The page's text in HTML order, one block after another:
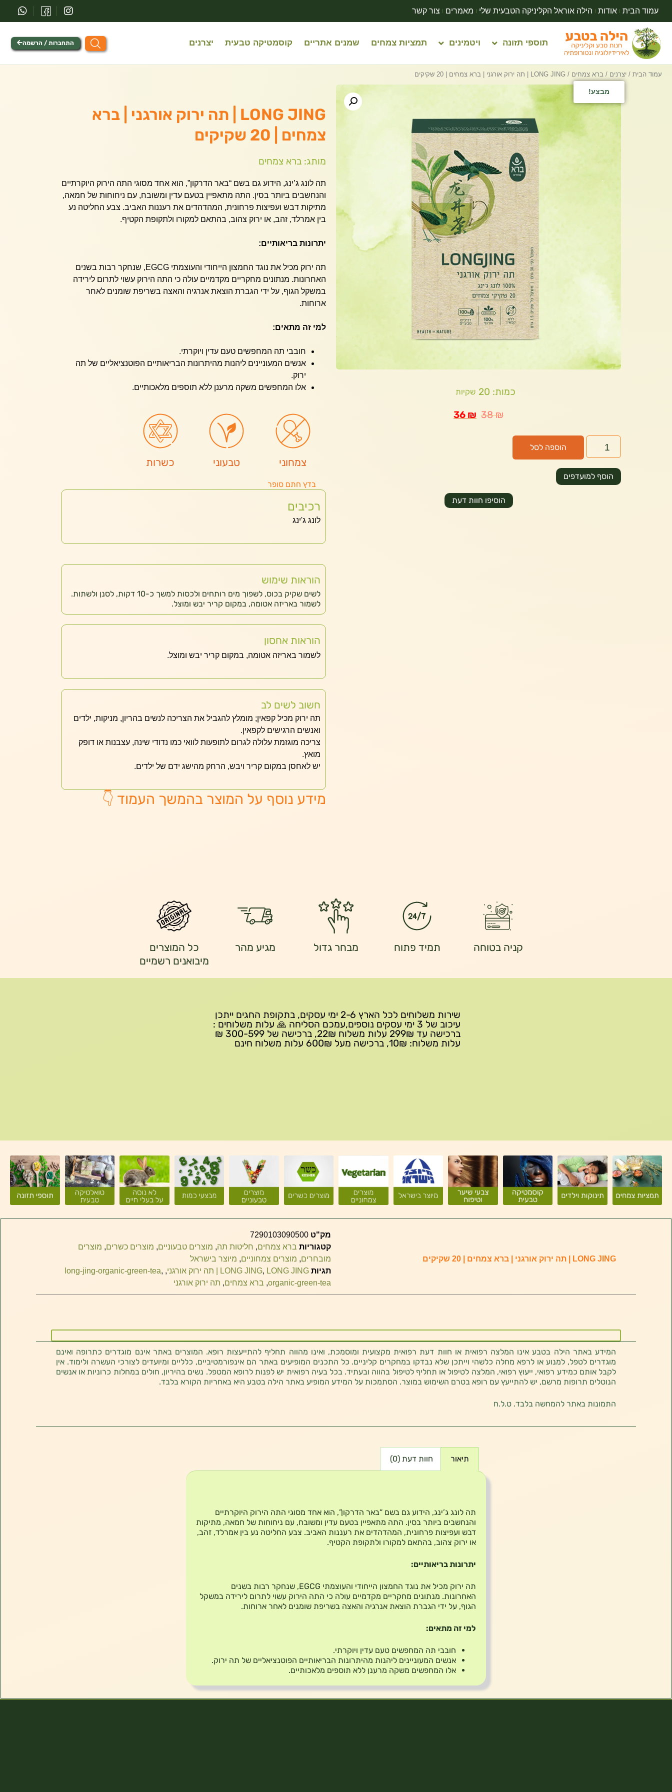
עמוד הבית אודות הילה אוראל הקליניקה הטבעית שלי מאמרים צור קשר
תוספי תזונה ויטמינים תמציות צמחים שמנים אתריים קוסמטיקה טבעית יצרנים התחברות / הרשמה
עמוד הבית / יצרנים / ברא צמחים / LONG JING | תה ירוק אורגני | ברא צמחים | 20 שקיקים
מבצע!
כמות: 20 שקיות
38₪
36 ₪
הוספה לסל
הוסיפו חוות דעת
הוסף למועדפים
LONG JING | תה ירוק אורגני | ברא
צמחים | 20 שקיקים
מותג: ברא צמחים
תה לונג ג’ינג, הידוע גם בשם “באר הדרקון”, הוא אחד מסוגי התה הירוק היוקרתיים
והנחשבים ביותר בסין. התה מתאפיין בטעם עדין ומשובח, עם ניחוחות של חמאה,
מתיקות דבש ועפיצות פרחונית, המהדהדים את רעננות האביב. צבע החליטה נע
בין אמרלד, זהב, או ירוק צהוב, בהתאם למקורו ולתקופת הקטיף.
יתרונות בריאותיים:
תה ירוק מכיל את נוגד החמצון הייחודי והעוצמתי EGCG, שנחקר רבות בשנים
האחרונות. מנתונים מחקריים מקדמיים עולה כי התה הירוק עשוי לתרום לירידה
במשקל הגוף, על ידי הגברת הוצאת אנרגיה והאצה בשריפת שומנים לאחר
ארוחות.
למי זה מתאים:
חובבי תה המחפשים טעם עדין ויוקרתי.
אנשים המעוניינים ליהנות מהיתרונות הבריאותיים הפוטנציאליים של תה
ירוק.
אלו המחפשים משקה מרענן ללא תוספים מלאכותיים.
צמחוני טבעוני כשרות
בדץ חתם סופר
רכיבים
לונג ג'ינג
הוראות שימוש
לשים שקיק בכוס, לשפוך מים רותחים ולכסות למשך כ-10 דקות, לסנן ולשתות.
לשמור באריזה אטומה, במקום קריר יבש ומוצל.
הוראות אחסון
לשמור באריזה אטומה, במקום קריר יבש ומוצל.
חשוב לשים לב
תה ירוק מכיל קפאין; מומלץ להגביל את הצריכה לנשים בהריון, מניקות, ילדים
ואנשים הרגישים לקפאין.
צריכה מוגזמת עלולה לגרום לתופעות לוואי כמו נדודי שינה, עצבנות או דופק
מואץ.
יש לאחסן במקום קריר ויבש, הרחק מהישג ידם של ילדים.
מידע נוסף על המוצר בהמשך העמוד 👇
קניה בטוחה תמיד פתוח מבחר גדול מגיע מהר
כל המוצרים
מיבואנים רשמיים
שירות משלוחים לכל הארץ 2-6 ימי עסקים, בתקופת החגים ייתכן
עיכוב של 3 ימי עסקים נוספים,עמכם הסליחה 🙏 עלות משלוחים :
ברכישה עד 299₪ עלות משלוח 22₪, ברכישה של 300-599 ₪
עלות משלוח: 10₪, ברכישה מעל 600₪ עלות משלוח חינם
LONG JING | תה ירוק אורגני | ברא צמחים | 20 שקיקים
מק"ט 7290103090500
קטגוריות ברא צמחים, חליטות תה, מוצרים טבעוניים, מוצרים כשרים, מוצרים
מובחרים, מוצרים צמחוניים, מיוצר בישראל
תגיות
LONG JING, LONG JING | תה ירוק אורגני ,
long-jing-organic-green-tea,
organic-green-tea
, ברא צמחים, תה ירוק אורגני
המידע באתר הילה בטבע אינו המלצה רפואית או חוות דעת רפואית מקצועית ומוסמכת, ואינו מהווה תחליף להתייעצות רופא. המוצרים באתר אינם מוגדרים כתרופה ואינם
מוגדרים לטפל, למנוע או לרפא מחלה כלשהי וייתכן שלא נבדקו במחקרים קליניים. כל התכנים המופיעים באתר הם אינפורמטיביים, כלליים ומיועדים לצורכי העשרה ולימוד. אין
לקבל אותם כמידע רפואי, ייעוץ רפואי, המלצה לטיפול או תחליף לטיפול בהווה ובעתיד. בכל בעיה רפואית יש לפנות לרופא המטפל. נשים בהיריון, חולים במחלות כרוניות או אנשים
הנוטלים תרופות מרשם, יש להתייעץ עם רופא בטרם השימוש במוצר. הסתמכות על המידע המופיע באתר הילה בטבע היא באחריות הקורא בלבד.
התמונות באתר להמחשה בלבד. ט.ל.ח
תיאור חוות דעת (0)
תה לונג ג’ינג, הידוע גם בשם “באר הדרקון”, הוא אחד מסוגי התה הירוק היוקרתיים
והנחשבים ביותר בסין. התה מתאפיין בטעם עדין ומשובח, עם ניחוחות של חמאה, מתיקות
דבש ועפיצות פרחונית, המהדהדים את רעננות האביב. צבע החליטה נע בין אמרלד, זהב,
או ירוק צהוב, בהתאם למקורו ולתקופת הקטיף.
יתרונות בריאותיים:
תה ירוק מכיל את נוגד החמצון הייחודי והעוצמתי EGCG, שנחקר רבות בשנים
האחרונות. מנתונים מחקריים מקדמיים עולה כי התה הירוק עשוי לתרום לירידה במשקל
הגוף, על ידי הגברת הוצאת אנרגיה והאצה בשריפת שומנים לאחר ארוחות.
למי זה מתאים:
חובבי תה המחפשים טעם עדין ויוקרתי.
אנשים המעוניינים ליהנות מהיתרונות הבריאותיים הפוטנציאליים של תה ירוק.
אלו המחפשים משקה מרענן ללא תוספים מלאכותיים.